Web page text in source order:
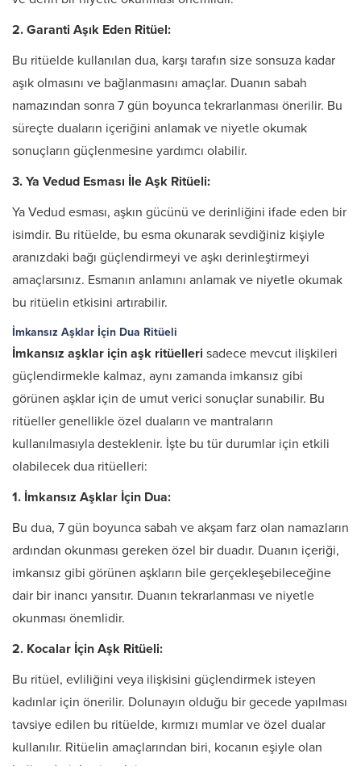
2. Garanti Aşık Eden Ritüel:
Bu ritüelde kullanılan dua, karşı tarafın size sonsuza kadar
aşık olmasını ve bağlanmasını amaçlar. Duanın sabah
namazından sonra 7 gün boyunca tekrarlanması önerilir. Bu
süreçte duaların içeriğini anlamak ve niyetle okumak
sonuçların güçlenmesine yardımcı olabilir.
3. Ya Vedud Esması İle Aşk Ritüeli:
Ya Vedud esması, aşkın gücünü ve derinliğini ifade eden bir
isimdir. Bu ritüelde, bu esma okunarak sevdiğiniz kişiyle
aranızdaki bağı güçlendirmeyi ve aşkı derinleştirmeyi
amaçlarsınız. Esmanın anlamını anlamak ve niyetle okumak
bu ritüelin etkisini artırabilir.
İmkansız Aşklar İçin Dua Ritüeli
İmkansız aşklar için aşk ritüelleri sadece mevcut ilişkileri
güçlendirmekle kalmaz, aynı zamanda imkansız gibi
görünen aşklar için de umut verici sonuçlar sunabilir. Bu
ritüeller genellikle özel duaların ve mantraların
kullanılmasıyla desteklenir. İşte bu tür durumlar için etkili
olabilecek dua ritüelleri:
1. İmkansız Aşklar İçin Dua:
Bu dua, 7 gün boyunca sabah ve akşam farz olan namazların
ardından okunması gereken özel bir duadır. Duanın içeriği,
imkansız gibi görünen aşkların bile gerçekleşebileceğine
dair bir inancı yansıtır. Duanın tekrarlanması ve niyetle
okunması önemlidir.
2. Kocalar İçin Aşk Ritüeli:
Bu ritüel, evliliğini veya ilişkisini güçlendirmek isteyen
kadınlar için önerilir. Dolunayın olduğu bir gecede yapılması
tavsiye edilen bu ritüelde, kırmızı mumlar ve özel dualar
kullanılır. Ritüelin amaçlarından biri, kocanın eşiyle olan